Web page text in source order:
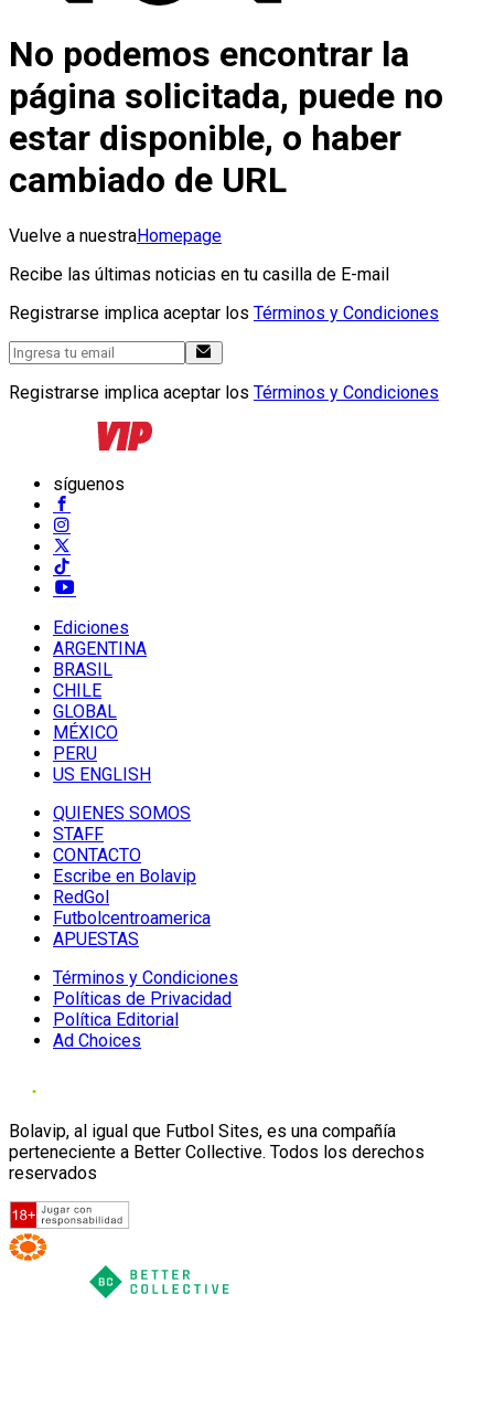
No podemos encontrar la
página solicitada, puede no
estar disponible, o haber
cambiado de URL
Vuelve a nuestraHomepage
Recibe las últimas noticias en tu casilla de E-mail
Registrarse implica aceptar los Términos y Condiciones
Registrarse implica aceptar los Términos y Condiciones
síguenos
Ediciones
ARGENTINA
BRASIL
CHILE
GLOBAL
MÉXICO
PERU
US ENGLISH
QUIENES SOMOS
STAFF
CONTACTO
Escribe en Bolavip
RedGol
Futbolcentroamerica
APUESTAS
Términos y Condiciones
Políticas de Privacidad
Política Editorial
Ad Choices
Bolavip, al igual que Futbol Sites, es una compañía
perteneciente a Better Collective. Todos los derechos
reservados